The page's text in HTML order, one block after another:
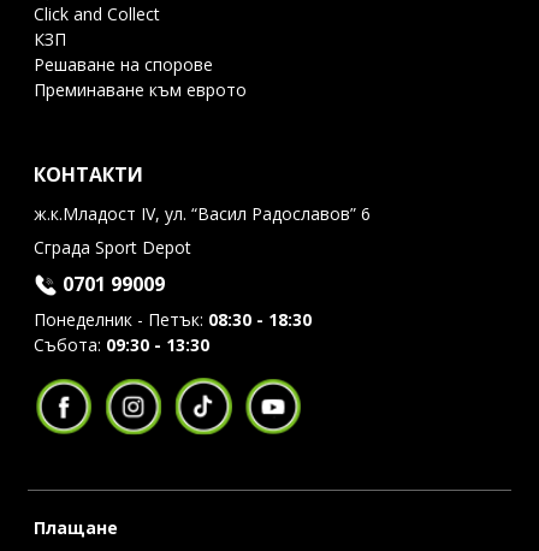
Click and Collect
КЗП
Решаване на спорове
Преминаване към еврото
КОНТАКТИ
ж.к.Младост IV, ул. “Васил Радославов” 6
Сграда Sport Depot
0701 99009
Понеделник - Петък: 08:30 - 18:30
Събота: 09:30 - 13:30
Плащане